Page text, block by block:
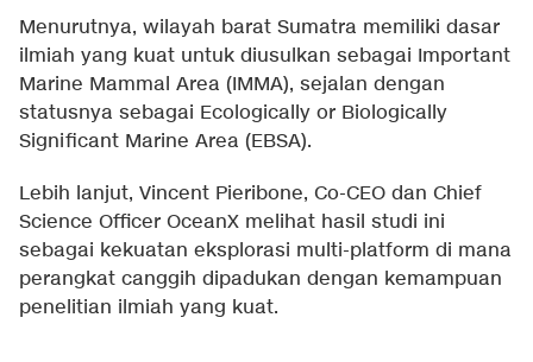
Menurutnya, wilayah barat Sumatra memiliki dasar
ilmiah yang kuat untuk diusulkan sebagai Important
Marine Mammal Area (IMMA), sejalan dengan
statusnya sebagai Ecologically or Biologically
Significant Marine Area (EBSA).
Lebih lanjut, Vincent Pieribone, Co-CEO dan Chief
Science Officer OceanX melihat hasil studi ini
sebagai kekuatan eksplorasi multi-platform di mana
perangkat canggih dipadukan dengan kemampuan
penelitian ilmiah yang kuat.